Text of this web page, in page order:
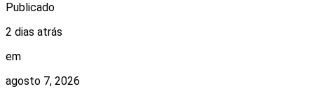
Publicado
2 dias atrás
em
agosto 7, 2026